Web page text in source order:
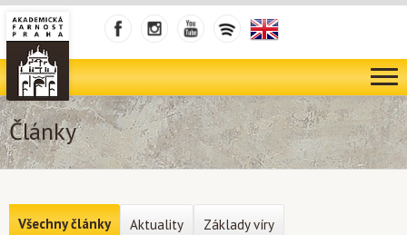
Články
Všechny články Aktuality Základy víry